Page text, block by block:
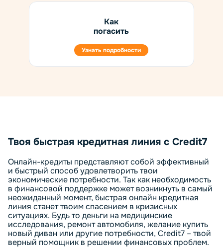
Как
погасить
Узнать подробности
Твоя быстрая кредитная линия с Credit7
Онлайн-кредиты представляют собой эффективный
и быстрый способ удовлетворить твои
экономические потребности. Так как необходимость
в финансовой поддержке может возникнуть в самый
неожиданный момент, быстрая онлайн кредитная
линия станет твоим спасением в кризисных
ситуациях. Будь то деньги на медицинские
исследования, ремонт автомобиля, желание купить
новый диван или другие потребности, Credit7 – твой
верный помощник в решении финансовых проблем.